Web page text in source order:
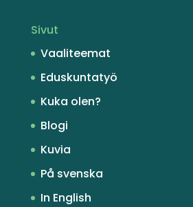
Sivut
Vaaliteemat
Eduskuntatyö
Kuka olen?
Blogi
Kuvia
På svenska
In English